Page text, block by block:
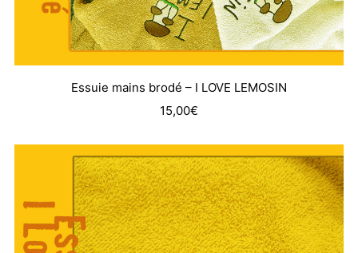
Essuie mains brodé – I LOVE LEMOSIN
15,00€